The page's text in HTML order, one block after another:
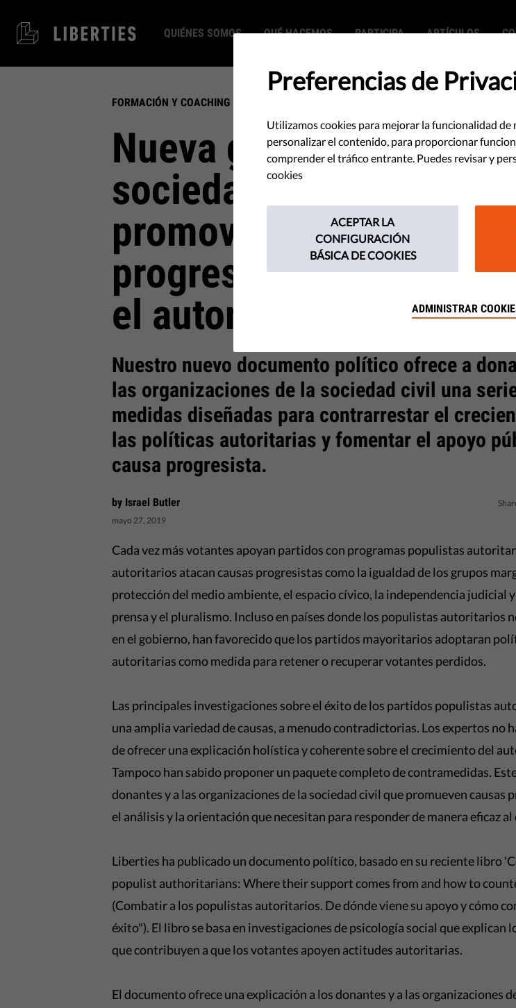
QUIÉNES SOMOS QUÉ HACEMOS PARTICIPA ARTÍCULOS
FORMACIÓN Y COACHING
Nueva guía para
sociedad civil: Cómo
promover causas
progresistas y
el autoritarismo
Nuestro nuevo documento político ofrece a
las organizaciones de la sociedad civil una
medidas diseñadas para contrarrestar el
las políticas autoritarias y fomentar el apoyo
causa progresista.
by Israel Butler
mayo 27, 2019
Cada vez más votantes apoyan partidos con programas populistas
autoritarios atacan causas progresistas como la igualdad de los grupos
protección del medio ambiente, el espacio cívico, la independencia judicial
prensa y el pluralismo. Incluso en países donde los populistas autoritarios
en el gobierno, han favorecido que los partidos mayoritarios adoptaran
autoritarias como medida para retener o recuperar votantes perdidos.
Las principales investigaciones sobre el éxito de los partidos populistas
una amplia variedad de causas, a menudo contradictorias. Los expertos no
de ofrecer una explicación holística y coherente sobre el crecimiento del
Tampoco han sabido proponer un paquete completo de contramedidas.
donantes y a las organizaciones de la sociedad civil que promueven causas
el análisis y la orientación que necesitan para responder de manera eficaz
Liberties ha publicado un documento político, basado en su reciente libro
populist authoritarians: Where their support comes from and how to
(Combatir a los populistas autoritarios. De dónde viene su apoyo y cómo
éxito"). El libro se basa en investigaciones de psicología social que explican
que contribuyen a que los votantes apoyen actitudes autoritarias.
El documento ofrece una explicación a los donantes y a las organizaciones
Preferencias de
Utilizamos cookies para mejorar la funcionalidad de
personalizar el contenido, para proporcionar
comprender el tráfico entrante. Puedes revisar y
cookies
ACEPTAR LA
CONFIGURACIÓN
BÁSICA DE COOKIES
ADMINISTRAR